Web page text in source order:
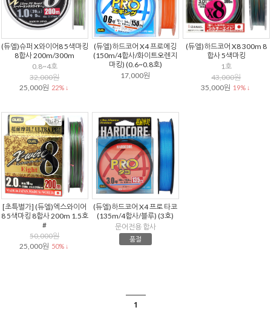
(듀엘)슈퍼 X와이어8 5색마킹
8합사 200m/300m
0.8~4호
32,000원
25,000원 22% ↓
(듀엘)하드코어 X4 프로에깅
(150m/4합사/화이트오렌지
마킹) (0.6~0.8호)
17,000원
(듀엘)하드코어 X8 300m 8
합사 5색마킹
1호
43,000원
35,000원 19% ↓
[초특별가] (듀엘)엑스와이어
8 5색마킹 8합사 200m 1.5호
#
50,000원
25,000원 50% ↓
(듀엘)하드코어 X4 프로 타코
(135m/4합사/블루) (3호)
문어전용 합사
품절
1